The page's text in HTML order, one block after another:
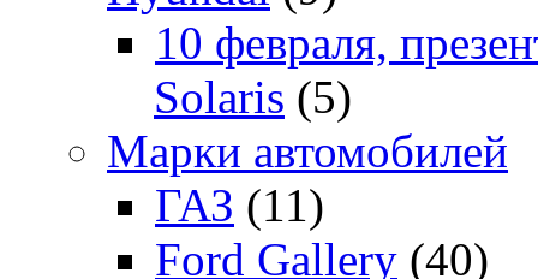
10 февраля,
Solaris (5)
Марки автомобилей
ГАЗ (11)
Ford Gallery (40)